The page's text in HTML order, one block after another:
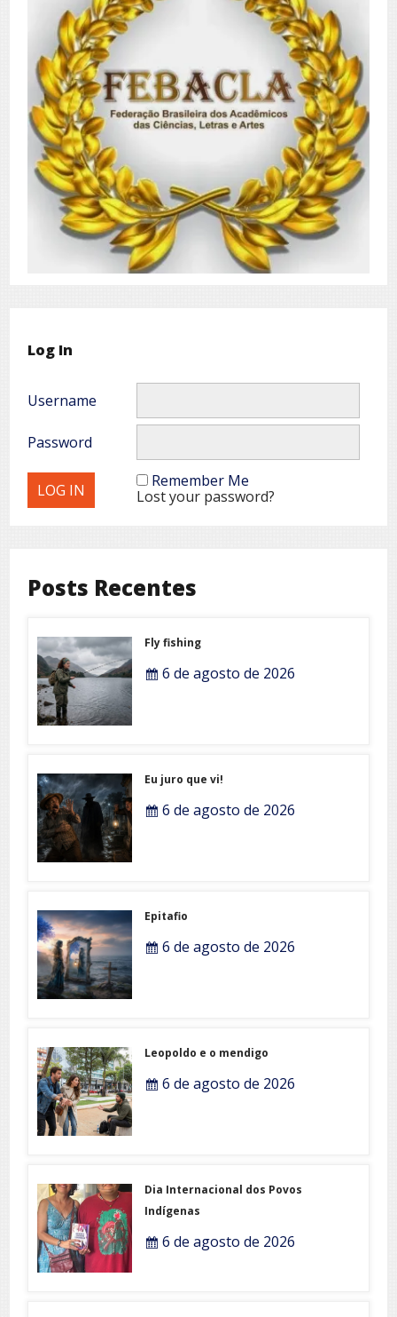
Log In
Username
Password
Remember Me
Lost your password?
Posts Recentes
Fly fishing
6 de agosto de 2026
Eu juro que vi!
6 de agosto de 2026
Epitafio
6 de agosto de 2026
Leopoldo e o mendigo
6 de agosto de 2026
Dia Internacional dos Povos
Indígenas
6 de agosto de 2026